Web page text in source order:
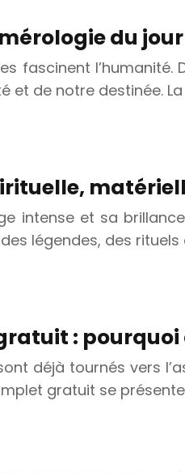
du
fascinent
et de notre destinée.
intense et sa
légendes, des
: pourquoi
déjà tournés vers
gratuit se